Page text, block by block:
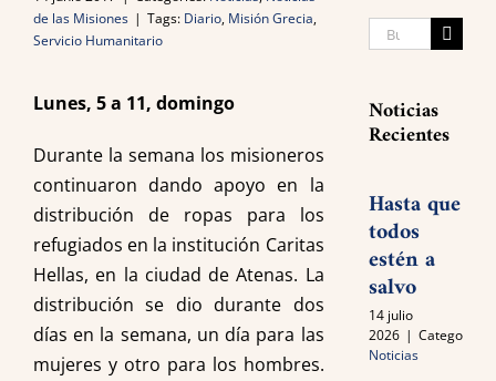
de las Misiones | Tags: Diario, Misión Grecia,
Servicio Humanitario
Lunes, 5 a 11, domingo
Durante la semana los misioneros
continuaron dando apoyo en la
distribución de ropas para los
refugiados en la institución Caritas
Hellas, en la ciudad de Atenas. La
distribución se dio durante dos
días en la semana, un día para las
mujeres y otro para los hombres.
Search
Noticias
Recientes
Hasta que
todos
estén a
salvo
14 julio
2026 | Categories:
Noticias